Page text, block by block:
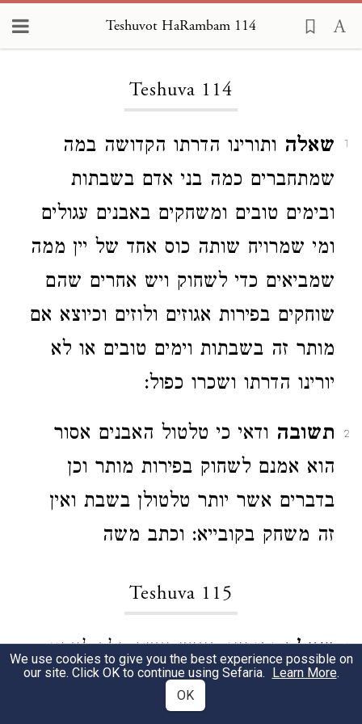
Teshuvot HaRambam 114
Teshuva 114
1 שאלה ותורינו הדרתו הקדושה במה
שמתחברים כמה בני אדם בשבתות
ובימים טובים ומשחקים באבנים עגולים
ומי שמרויח שותה כוס אחד של יין ממה
שמביאים כדי לשחוק ויש אחרים שהם
שוחקים בפירות אגוזים ולוזים וכיוצא אם
מותר זה בשבתות וימים טובים או לא
יורינו הדרתו ושכרו כפול:
2 תשובה ודאי כי טלטול האבנים אסור
הוא אמנם לשחוק בפירות מותר וכן
בדברים אשר יותר טלטולן בשבת ואין
זה משחק בקובייא: וכתב משה
Teshuva 115
1 שאלהותורינו באיש אשר הלך לארץ
מרחקים והניח אשתו ובניו וקודם לכתו
We use cookies to give you the best experience possible on
our site. Click OK to continue using Sefaria. Learn More.
OK